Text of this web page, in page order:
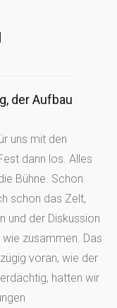
der Aufbau
uns mit den
dann los. Alles
Bühne. Schon
schon das Zelt,
und der Diskussion
zusammen. Das
voran, wie der
hatten wir